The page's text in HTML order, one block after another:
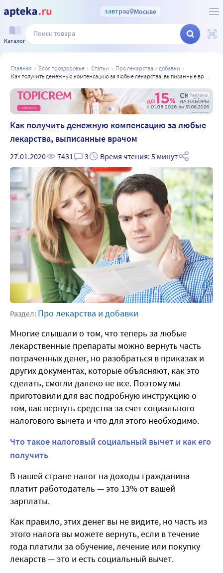
завтрав Москве
Каталог
главная блог проздоровье статьи
про лекарства и добавки
как получить денежную компенсацию за любые лекарства, выписанные врачом
Реклама
Как получить денежную компенсацию за любые
лекарства, выписанные врачом
27.01.2020 7431 3 Время чтения: 5 минут
Раздел: Про лекарства и добавки
Многие слышали о том, что теперь за любые
лекарственные препараты можно вернуть часть
потраченных денег, но разобраться в приказах и
других документах, которые объясняют, как это
сделать, смогли далеко не все. Поэтому мы
приготовили для вас подробную инструкцию о
том, как вернуть средства за счет социального
налогового вычета и что для этого необходимо.
Что такое налоговый социальный вычет и как его
получить
В нашей стране налог на доходы гражданина
платит работодатель — это 13% от вашей
зарплаты.
Как правило, этих денег вы не видите, но часть из
этого налога вы можете вернуть, если в течение
года платили за обучение, лечение или покупку
лекарств — это и есть социальный вычет.